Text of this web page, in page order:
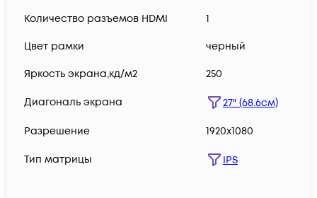
Количество разъемов HDMI 1
Цвет рамки черный
Яркость экрана,кд/м2 250
Диагональ экрана 27" (68.6см)
Разрешение 1920x1080
Тип матрицы IPS